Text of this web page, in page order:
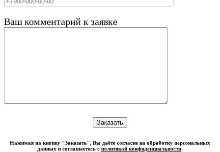
Ваш комментарий к заявке
Нажимая на кнопку "Заказать", Вы даёте согласие на обработку персональных
данных и соглашаетесь с политикой конфиденциальности.